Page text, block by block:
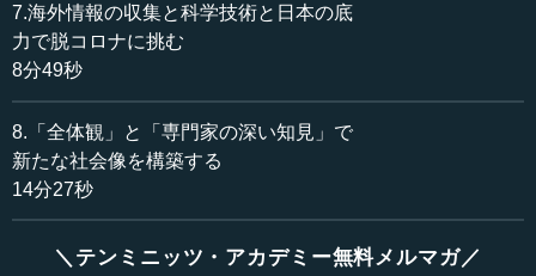
見極めてから行うものです。今回の場合、3つほど重要なポ
イントがあります。第1に、コロナの感染拡大を防止すると
いう実態的な意味です。第2に、そのための危機意識を喚起
するということがあります。第3に、そのことがどのような
ネガティブな副次的効果を産むのか、それを見極めるとい
うものです。
くらでもやり方があったと私は思います。この政策に実態
7.海外情報の収集と科学技術と日本の底
力で脱コロナに挑む
8分49秒
8.「全体観」と「専門家の深い知見」で
新たな社会像を構築する
14分27秒
＼テンミニッツ・アカデミー無料メルマガ／